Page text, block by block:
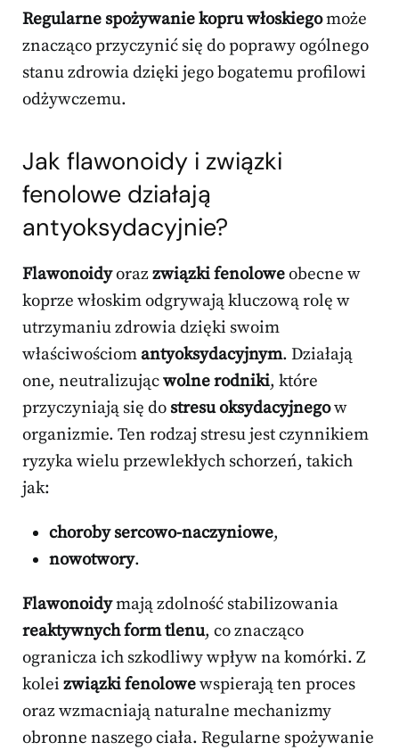
Regularne spożywanie kopru włoskiegomoże
znacząco przyczynić się do poprawy ogólnego
stanu zdrowia dzięki jego bogatemu profilowi
odżywczemu.
Jak flawonoidy i związki
fenolowe działają
antyoksydacyjnie?
Flawonoidyorazzwiązki fenoloweobecne w
koprze włoskim odgrywają kluczową rolę w
utrzymaniu zdrowia dzięki swoim
właściwościomantyoksydacyjnym. Działają
one, neutralizującwolne rodniki, które
przyczyniają się do stresu oksydacyjnegow
organizmie. Ten rodzaj stresu jest czynnikiem
ryzyka wielu przewlekłych schorzeń, takich
jak:
choroby sercowo-naczyniowe,
nowotwory.
Flawonoidymają zdolność stabilizowania
reaktywnych form tlenu, co znacząco
ogranicza ich szkodliwy wpływ na komórki. Z
kolei związki fenolowewspierają ten proces
oraz wzmacniają naturalne mechanizmy
obronne naszego ciała. Regularne spożywanie